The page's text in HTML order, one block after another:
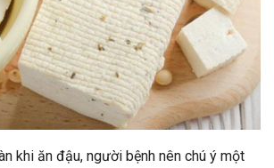
khi ăn đậu, người bệnh nên chú ý một